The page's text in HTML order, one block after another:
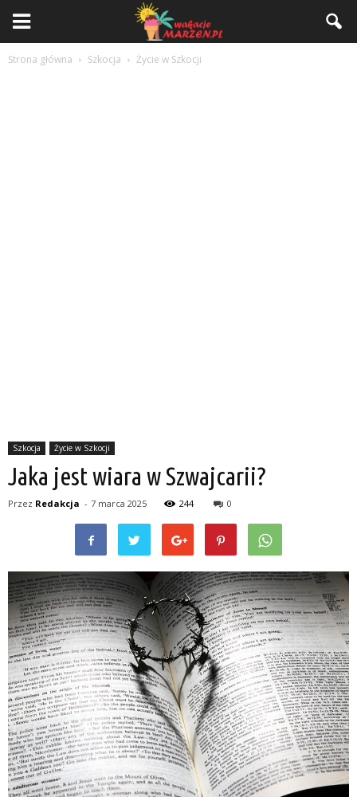
Strona główna Szkocja Życie w Szkocji
Szkocja Życie w Szkocji
Jaka jest wiara w Szwajcarii?
Przez Redakcja - 7 marca 2025 244 0